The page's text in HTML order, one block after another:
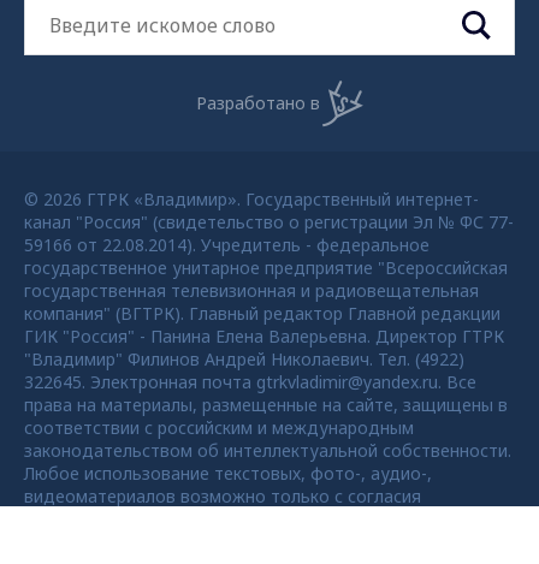
Разработано в
© 2026 ГТРК «Владимир». Государственный интернет-
канал "Россия" (свидетельство о регистрации Эл № ФС 77-
59166 от 22.08.2014). Учредитель - федеральное
государственное унитарное предприятие "Всероссийская
государственная телевизионная и радиовещательная
компания" (ВГТРК). Главный редактор Главной редакции
ГИК "Россия" - Панина Елена Валерьевна. Директор ГТРК
"Владимир" Филинов Андрей Николаевич. Тел. (4922)
322645. Электронная почта gtrkvladimir@yandex.ru. Все
права на материалы, размещенные на сайте, защищены в
соответствии с российским и международным
законодательством об интеллектуальной собственности.
Любое использование текстовых, фото-, аудио-,
видеоматериалов возможно только с согласия